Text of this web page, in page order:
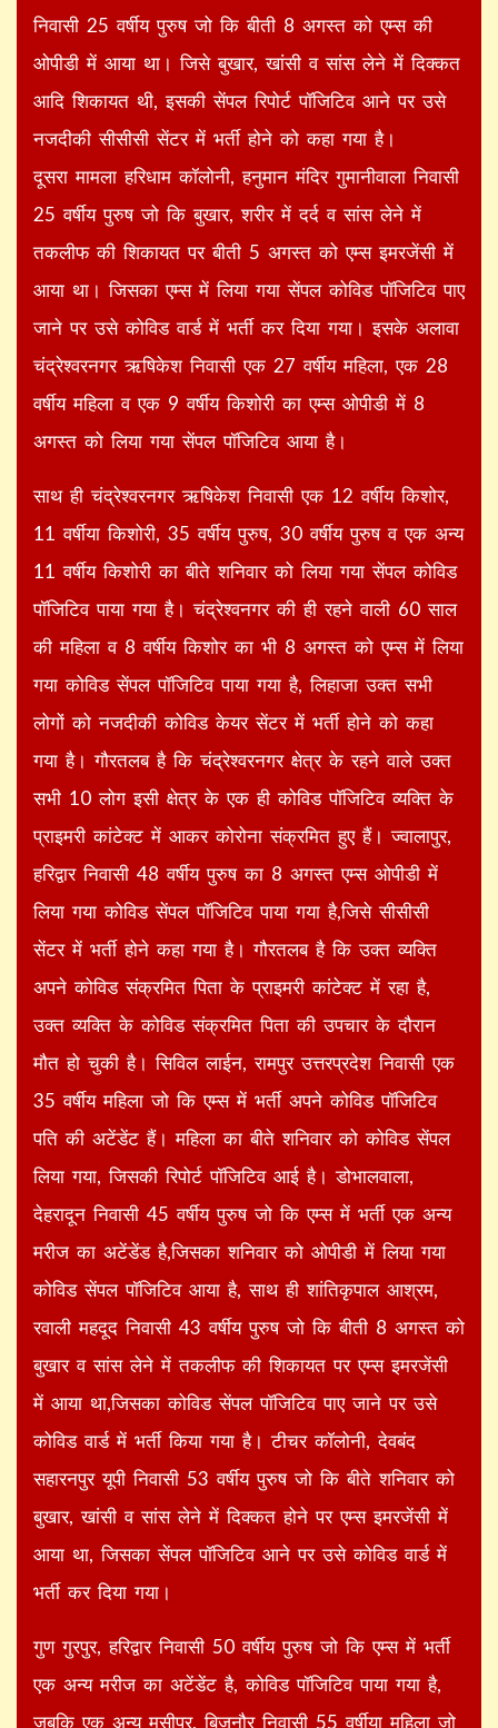
निवासी 25 वर्षीय पुरुष जो कि बीती 8 अगस्त को एम्स की
ओपीडी में आया था। जिसे बुखार, खांसी व सांस लेने में दिक्कत
आदि शिकायत थी, इसकी सेंपल रिपोर्ट पॉजिटिव आने पर उसे
नजदीकी सीसीसी सेंटर में भर्ती होने को कहा गया है।
दूसरा मामला हरिधाम कॉलोनी, हनुमान मंदिर गुमानीवाला निवासी
25 वर्षीय पुरुष जो कि बुखार, शरीर में दर्द व सांस लेने में
तकलीफ की शिकायत पर बीती 5 अगस्त को एम्स इमरजेंसी में
आया था। जिसका एम्स में लिया गया सेंपल कोविड पॉजिटिव पाए
जाने पर उसे कोविड वार्ड में भर्ती कर दिया गया। इसके अलावा
चंद्रेश्वरनगर ऋषिकेश निवासी एक 27 वर्षीय महिला, एक 28
वर्षीय महिला व एक 9 वर्षीय किशोरी का एम्स ओपीडी में 8
अगस्त को लिया गया सेंपल पॉजिटिव आया है।
साथ ही चंद्रेश्वरनगर ऋषिकेश निवासी एक 12 वर्षीय किशोर,
11 वर्षीया किशोरी, 35 वर्षीय पुरुष, 30 वर्षीय पुरुष व एक अन्य
11 वर्षीय किशोरी का बीते शनिवार को लिया गया सेंपल कोविड
पॉजिटिव पाया गया है। चंद्रेश्वनगर की ही रहने वाली 60 साल
की महिला व 8 वर्षीय किशोर का भी 8 अगस्त को एम्स में लिया
गया कोविड सेंपल पॉजिटिव पाया गया है, लिहाजा उक्त सभी
लोगों को नजदीकी कोविड केयर सेंटर में भर्ती होने को कहा
गया है। गौरतलब है कि चंद्रेश्वरनगर क्षेत्र के रहने वाले उक्त
सभी 10 लोग इसी क्षेत्र के एक ही कोविड पॉजिटिव व्यक्ति के
प्राइमरी कांटेक्ट में आकर कोरोना संक्रमित हुए हैं। ज्वालापुर,
हरिद्वार निवासी 48 वर्षीय पुरुष का 8 अगस्त एम्स ओपीडी में
लिया गया कोविड सेंपल पॉजिटिव पाया गया है,जिसे सीसीसी
सेंटर में भर्ती होने कहा गया है। गौरतलब है कि उक्त व्यक्ति
अपने कोविड संक्रमित पिता के प्राइमरी कांटेक्ट में रहा है,
उक्त व्यक्ति के कोविड संक्रमित पिता की उपचार के दौरान
मौत हो चुकी है। सिविल लाईन, रामपुर उत्तरप्रदेश निवासी एक
35 वर्षीय महिला जो कि एम्स में भर्ती अपने कोविड पॉजिटिव
पति की अटेंडेंट हैं। महिला का बीते शनिवार को कोविड सेंपल
लिया गया, जिसकी रिपोर्ट पॉजिटिव आई है। डोभालवाला,
देहरादून निवासी 45 वर्षीय पुरुष जो कि एम्स में भर्ती एक अन्य
मरीज का अटेंडेंड है,जिसका शनिवार को ओपीडी में लिया गया
कोविड सेंपल पॉजिटिव आया है, साथ ही शांतिकृपाल आश्रम,
रवाली महदूद निवासी 43 वर्षीय पुरुष जो कि बीती 8 अगस्त को
बुखार व सांस लेने में तकलीफ की शिकायत पर एम्स इमरजेंसी
में आया था,जिसका कोविड सेंपल पॉजिटिव पाए जाने पर उसे
कोविड वार्ड में भर्ती किया गया है। टीचर कॉलोनी, देवबंद
सहारनपुर यूपी निवासी 53 वर्षीय पुरुष जो कि बीते शनिवार को
बुखार, खांसी व सांस लेने में दिक्कत होने पर एम्स इमरजेंसी में
आया था, जिसका सेंपल पॉजिटिव आने पर उसे कोविड वार्ड में
भर्ती कर दिया गया।
गुण गुरपुर, हरिद्वार निवासी 50 वर्षीय पुरुष जो ​कि एम्स में भर्ती
एक अन्य मरीज का अटेंडेंट है, कोविड पॉजिटिव पाया गया है,
जबकि एक अन्य मूसीपुर, बिजनौर निवासी 55 वर्षीया महिला जो